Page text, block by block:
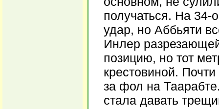
получаться. На
удар, но Аббьяти
Инлер
позицию, но тот
крестовиной.
за фол на
стала давать